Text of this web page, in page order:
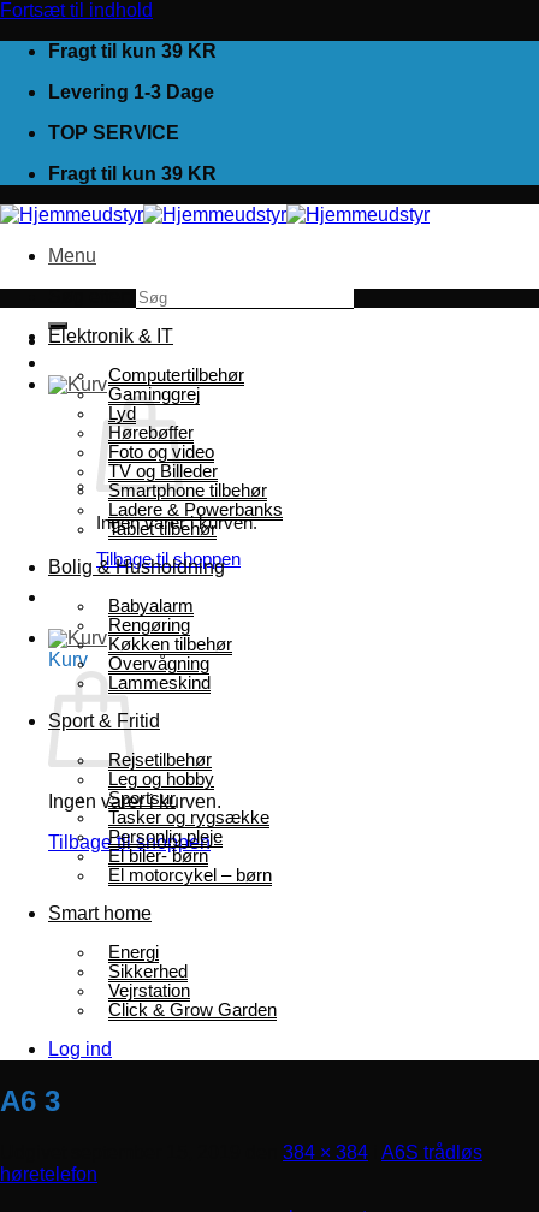
Fortsæt til indhold
Fragt til kun 39 KR
Levering 1-3 Dage
TOP SERVICE
Fragt til kun 39 KR
Menu
Ingen varer i kurven.
Tilbage til shoppen
Kurv
Ingen varer i kurven.
Tilbage til shoppen
Elektronik & IT
Computertilbehør
Gaminggrej
Lyd
Hørebøffer
Foto og video
TV og Billeder
Smartphone tilbehør
Ladere & Powerbanks
Tablet tilbehør
Bolig & Husholdning
Babyalarm
Rengøring
Køkken tilbehør
Overvågning
Lammeskind
Sport & Fritid
Rejsetilbehør
Leg og hobby
Sportsur
Tasker og rygsække
Personlig pleje
El biler- børn
El motorcykel – børn
Smart home
Energi
Sikkerhed
Vejrstation
Click & Grow Garden
Log ind
A6 3
384 × 384
A6S trådløs
høretelefon